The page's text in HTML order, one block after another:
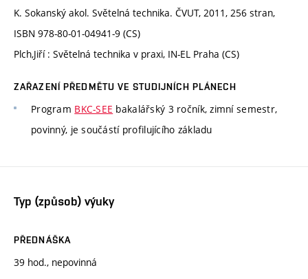
K. Sokanský akol. Světelná technika. ČVUT, 2011, 256 stran,
ISBN 978-80-01-04941-9 (CS)
Plch,Jiří : Světelná technika v praxi, IN-EL Praha (CS)
ZAŘAZENÍ PŘEDMĚTU VE STUDIJNÍCH PLÁNECH
Program BKC-SEE bakalářský 3 ročník, zimní semestr,
povinný, je součástí profilujícího základu
Typ (způsob) výuky
PŘEDNÁŠKA
39 hod., nepovinná